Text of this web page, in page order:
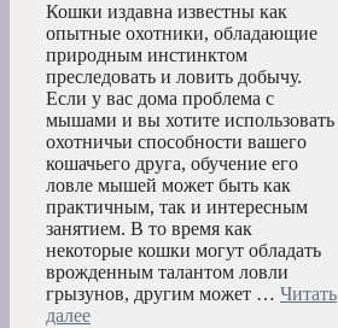
Кошки издавна известны как
опытные охотники, обладающие
природным инстинктом
преследовать и ловить добычу.
Если у вас дома проблема с
мышами и вы хотите использовать
охотничьи способности вашего
кошачьего друга, обучение его
ловле мышей может быть как
практичным, так и интересным
занятием. В то время как
некоторые кошки могут обладать
врожденным талантом ловли
грызунов, другим может … Читать
далее